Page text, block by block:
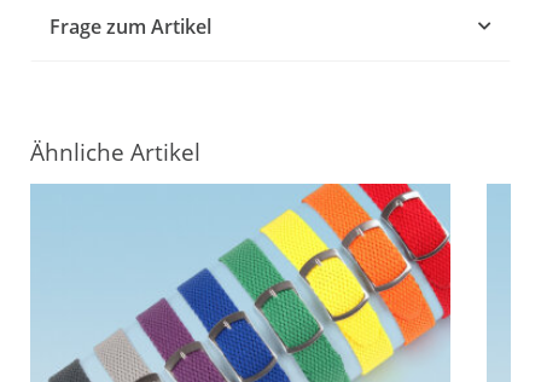
Frage zum Artikel
Ähnliche Artikel